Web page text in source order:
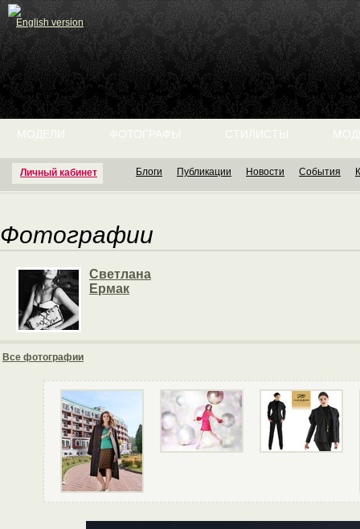
English version
Личный кабинет
МОДЕЛИ ФОТОГРАФЫ СТИЛИСТЫ
Блоги Публикации Новости События
Фотографии
Светлана
Ермак
Все фотографии